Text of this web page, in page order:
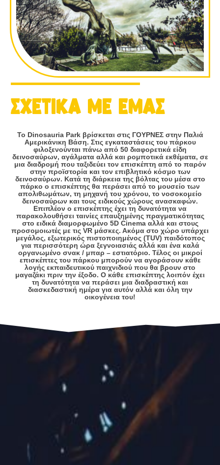
ΣΧΕΤΙΚΑ ΜΕ ΕΜΑΣ
Το Dinosauria Park βρίσκεται στις ΓΟΥΡΝΕΣ στην Παλιά
Αμερικάνικη Βάση. Στις εγκαταστάσεις του πάρκου
φιλοξενούνται πάνω από 50 διαφορετικά είδη
δεινοσαύρων, αγάλματα αλλά και ρομποτικά εκθέματα, σε
μια διαδρομή που ταξιδεύει τον επισκέπτη από το παρόν
στην προϊστορία και τον επιβλητικό κόσμο των
δεινοσαύρων. Κατά τη διάρκεια της βόλτας του μέσα στο
πάρκο ο επισκέπτης θα περάσει από το μουσείο των
απολιθωμάτων, τη μηχανή του χρόνου, το νοσοκομείο
δεινοσαύρων και τους ειδικούς χώρους ανασκαφών.
Επιπλέον ο επισκέπτης έχει τη δυνατότητα να
παρακολουθήσει ταινίες επαυξημένης πραγματικότητας
στο ειδικά διαμορφωμένο 5D Cinema αλλά και στους
προσομοιωτές με τις VR μάσκες. Ακόμα στο χώρο υπάρχει
μεγάλος, εξωτερικός πιστοποιημένος (TUV) παιδότοπος
για περισσότερη ώρα ξεγνοιασιάς αλλά και ένα καλά
οργανωμένο σνακ / μπαρ – εστιατόριο. Τέλος οι μικροί
επισκέπτες του πάρκου μπορούν να αγοράσουν κάθε
λογής εκπαιδευτικού παιχνιδιού που θα βρουν στο
μαγαζάκι πριν την έξοδο. Ο κάθε επισκέπτης λοιπόν έχει
τη δυνατότητα να περάσει μια διαδραστική και
διασκεδαστική ημέρα για αυτόν αλλά και όλη την
οικογένεια του!